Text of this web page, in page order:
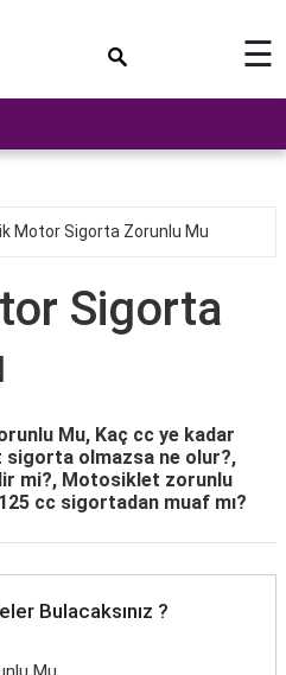
☰
Motor Sigorta Zorunlu Mu
Sigorta
Mu, Kaç cc ye kadar
olmazsa ne olur?,
mi?, Motosiklet zorunlu
cc sigortadan muaf mı?
Bulacaksınız ?